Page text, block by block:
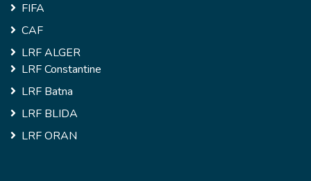
FIFA
CAF
LRF ALGER
LRF Constantine
LRF Batna
LRF BLIDA
LRF ORAN